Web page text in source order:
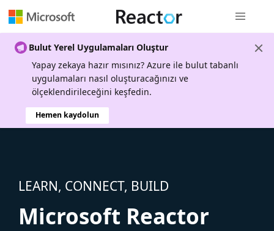
Bulut Yerel Uygulamaları Oluştur
Yapay zekaya hazır mısınız? Azure ile bulut tabanlı
uygulamaları nasıl oluşturacağınızı ve
ölçeklendirileceğini keşfedin.
Hemen kaydolun
LEARN, CONNECT, BUILD
Microsoft Reactor